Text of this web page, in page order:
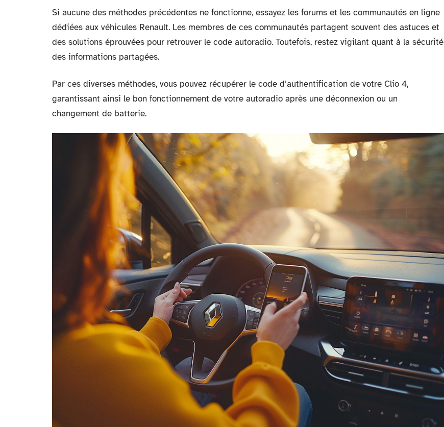
Si aucune des méthodes précédentes ne fonctionne, essayez les forums et les communautés en ligne
dédiées aux véhicules Renault. Les membres de ces communautés partagent souvent des astuces et
des solutions éprouvées pour retrouver le code autoradio. Toutefois, restez vigilant quant à la sécurité
des informations partagées.
Par ces diverses méthodes, vous pouvez récupérer le code d’authentification de votre Clio 4,
garantissant ainsi le bon fonctionnement de votre autoradio après une déconnexion ou un
changement de batterie.